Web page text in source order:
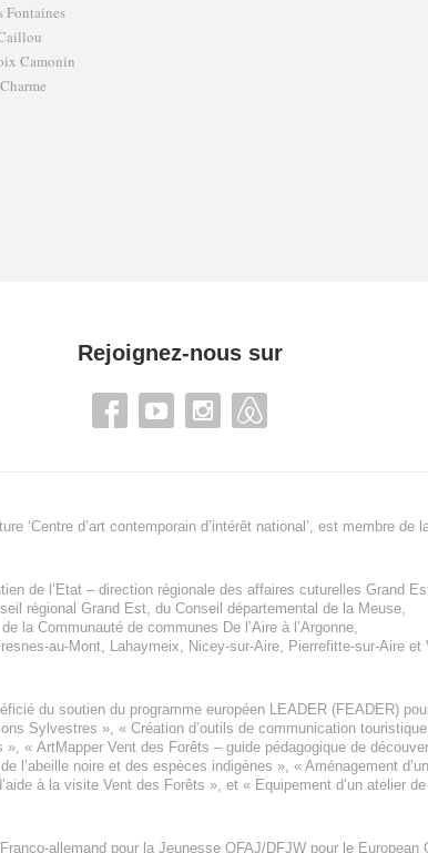
Fontaines
Camonin
Rejoignez-nous sur
‘Centre d’art contemporain d’intérêt national’, est membre de
de l’Etat – direction régionale des affaires cuturelles Grand
régional Grand Est, du Conseil départemental de la Meuse,
de la Communauté de communes De l’Aire à l’Argonne,
au-Mont, Lahaymeix, Nicey-sur-Aire, Pierrefitte-sur-Aireet
du soutien du programme européen LEADER (FEADER)
Sylvestres », « Création d’outils de communication
», « ArtMapper Vent des Forêts – guide pédagogique de
l’abeille noire et des espèces indigènes », « Aménagement
à la visite Vent des Forêts », et « Equipement d’un atelier
allemand pour la Jeunesse OFAJ/DFJW pour le European